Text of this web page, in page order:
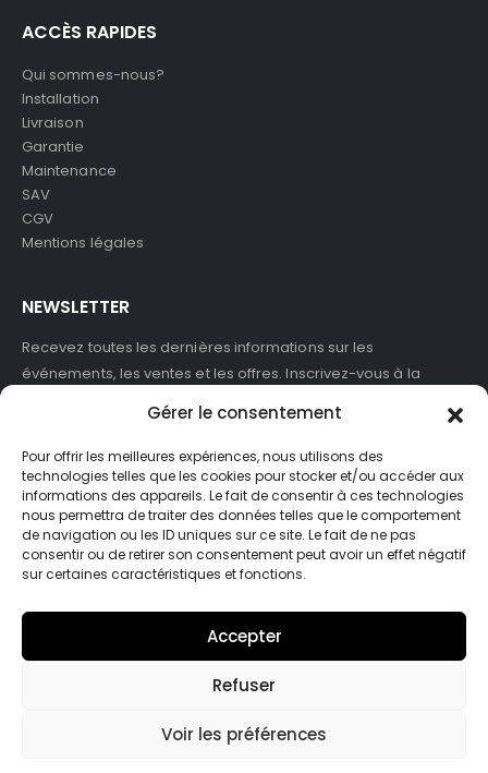
Gérer le consentement
Pour offrir les meilleures expériences, nous utilisons des
technologies telles que les cookies pour stocker et/ou accéder aux
informations des appareils. Le fait de consentir à ces technologies
nous permettra de traiter des données telles que le comportement
de navigation ou les ID uniques sur ce site. Le fait de ne pas
consentir ou de retirer son consentement peut avoir un effet négatif
sur certaines caractéristiques et fonctions.
Accepter
Refuser
Voir les préférences
ACCÈS RAPIDES
Qui sommes-nous?
Installation
Livraison
Garantie
Maintenance
SAV
CGV
Mentions légales
NEWSLETTER
Recevez toutes les dernières informations sur les
événements, les ventes et les offres. Inscrivez-vous à la
J'accepte de recevoir des newsletters et des informations
marketing de ASB France.